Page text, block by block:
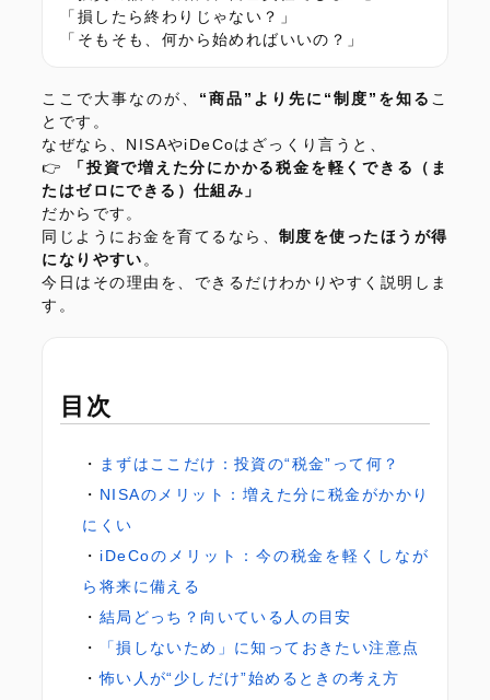
「損したら終わりじゃない？」
「そもそも、何から始めればいいの？」
ここで大事なのが、 “商品”より先に“制度”を知る こ
とです。
なぜなら、NISAやiDeCoはざっくり言うと、
👉
「投資で増えた分にかかる税金を軽くできる（ま
たはゼロにできる）仕組み」
だからです。
同じようにお金を育てるなら、 制度を使ったほうが得
になりやすい 。
今日はその理由を、できるだけわかりやすく説明しま
す。
目次
まずはここだけ：投資の“税金”って何？
NISAのメリット：増えた分に税金がかかり
にくい
iDeCoのメリット：今の税金を軽くしなが
ら将来に備える
結局どっち？向いている人の目安
「損しないため」に知っておきたい注意点
怖い人が“少しだけ”始めるときの考え方